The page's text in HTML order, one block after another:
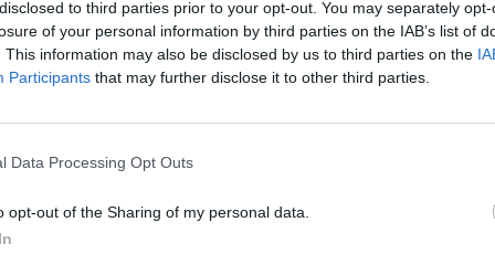
to third parties prior to your opt-out. You may separately
of your personal information by third parties on the IAB’s list of
This information may also be disclosed by us to third parties on the
Participants that may further disclose it to other third parties.
Data Processing Opt Outs
opt-out of the Sharing of my personal data.
zahrad, kde jsou součástí života i zvířata.
ale výjimečný svým rozsahem a tím, že se tu může
komunitní život i kontakt se zvířaty.
rozměr péče, odpovědnosti a vztahu k místu. Není
Vždy záleží na velikosti pozemku, bezpečnosti,
dokáže o zvířata dlouhodobě dobře postarat.
se o ně stará a kdo za ně bude zodpovědný?
dožití, která má svého majitele, a ten se o ni stará.
a konkrétní podoba péče bude záležet na domluvě